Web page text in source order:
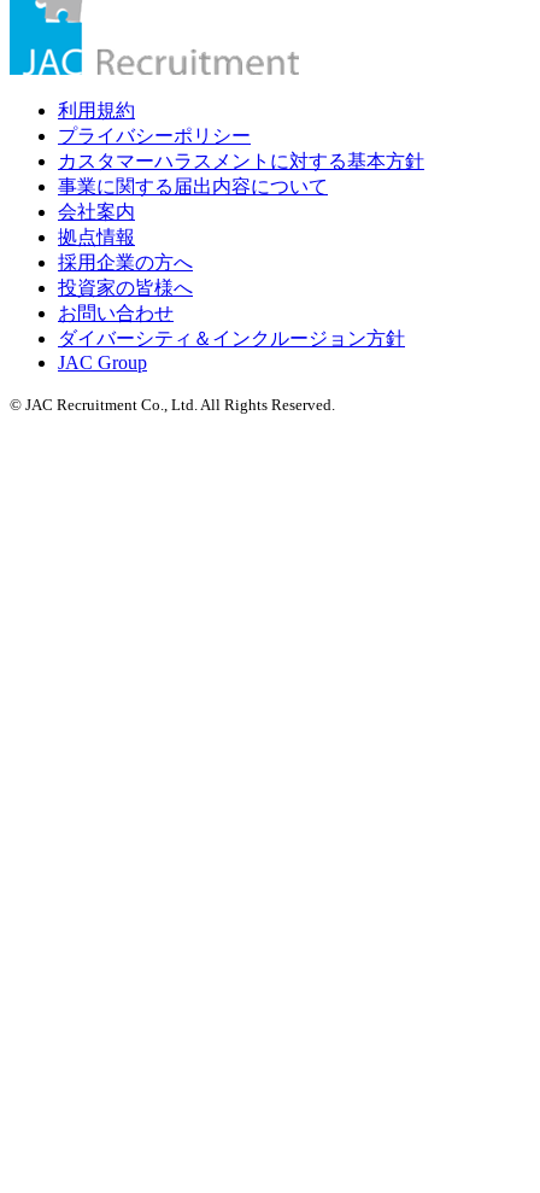
利用規約
プライバシーポリシー
カスタマーハラスメントに対する基本方針
事業に関する届出内容について
会社案内
拠点情報
採用企業の方へ
投資家の皆様へ
お問い合わせ
ダイバーシティ＆インクルージョン方針
JAC Group
© JAC Recruitment Co., Ltd. All Rights Reserved.